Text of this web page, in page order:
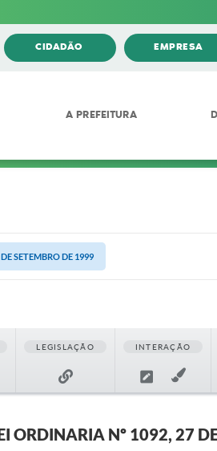
CIDADÃO EMPRESA
A PREFEITURA
SETEMBRO DE 1999
LEGISLAÇÃO INTERAÇÃO
ORDINARIA Nº 1092, 27